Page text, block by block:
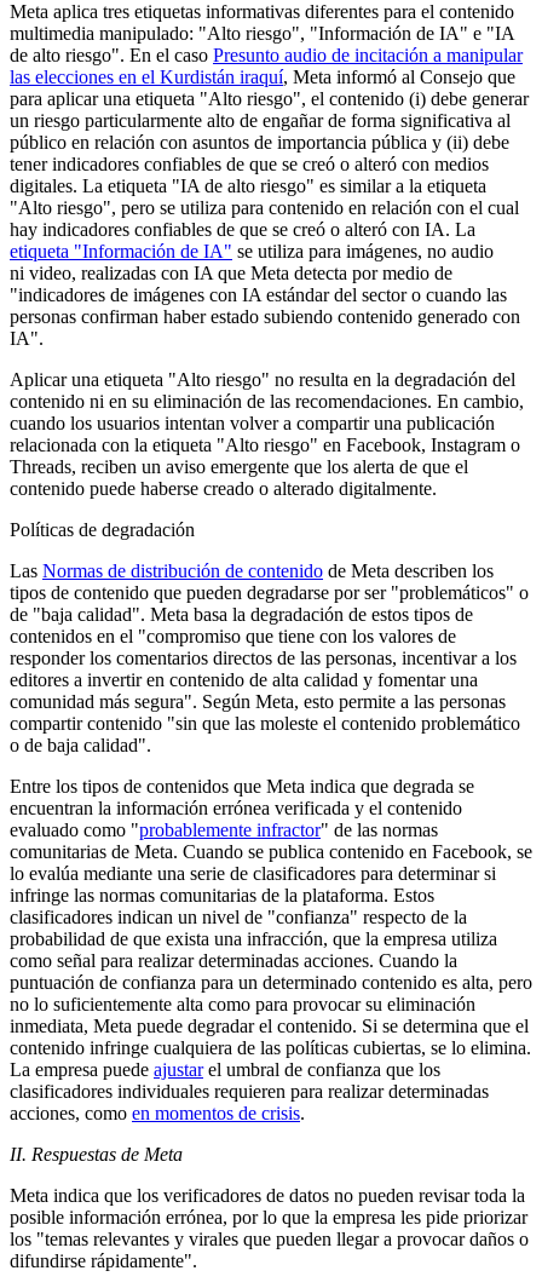
Meta aplica tres etiquetas informativas diferentes para el contenido
multimedia manipulado: "Alto riesgo", "Información de IA" e "IA
de alto riesgo". En el caso Presunto audio de incitación a manipular
las elecciones en el Kurdistán iraquí, Meta informó al Consejo que
para aplicar una etiqueta "Alto riesgo", el contenido (i) debe generar
un riesgo particularmente alto de engañar de forma significativa al
público en relación con asuntos de importancia pública y (ii) debe
tener indicadores confiables de que se creó o alteró con medios
digitales. La etiqueta "IA de alto riesgo" es similar a la etiqueta
"Alto riesgo", pero se utiliza para contenido en relación con el cual
hay indicadores confiables de que se creó o alteró con IA. La
etiqueta "Información de IA" se utiliza para imágenes, no audio
ni video, realizadas con IA que Meta detecta por medio de
"indicadores de imágenes con IA estándar del sector o cuando las
personas confirman haber estado subiendo contenido generado con
IA".
Aplicar una etiqueta "Alto riesgo" no resulta en la degradación del
contenido ni en su eliminación de las recomendaciones. En cambio,
cuando los usuarios intentan volver a compartir una publicación
relacionada con la etiqueta "Alto riesgo" en Facebook, Instagram o
Threads, reciben un aviso emergente que los alerta de que el
contenido puede haberse creado o alterado digitalmente.
Políticas de degradación
Las Normas de distribución de contenido de Meta describen los
tipos de contenido que pueden degradarse por ser "problemáticos" o
de "baja calidad". Meta basa la degradación de estos tipos de
contenidos en el "compromiso que tiene con los valores de
responder los comentarios directos de las personas, incentivar a los
editores a invertir en contenido de alta calidad y fomentar una
comunidad más segura". Según Meta, esto permite a las personas
compartir contenido "sin que las moleste el contenido problemático
o de baja calidad".
Entre los tipos de contenidos que Meta indica que degrada se
encuentran la información errónea verificada y el contenido
evaluado como "probablemente infractor" de las normas
comunitarias de Meta. Cuando se publica contenido en Facebook, se
lo evalúa mediante una serie de clasificadores para determinar si
infringe las normas comunitarias de la plataforma. Estos
clasificadores indican un nivel de "confianza" respecto de la
probabilidad de que exista una infracción, que la empresa utiliza
como señal para realizar determinadas acciones. Cuando la
puntuación de confianza para un determinado contenido es alta, pero
no lo suficientemente alta como para provocar su eliminación
inmediata, Meta puede degradar el contenido. Si se determina que el
contenido infringe cualquiera de las políticas cubiertas, se lo elimina.
La empresa puede ajustarel umbral de confianza que los
clasificadores individuales requieren para realizar determinadas
acciones, como en momentos de crisis.
II. Respuestas de Meta
Meta indica que los verificadores de datos no pueden revisar toda la
posible información errónea, por lo que la empresa les pide priorizar
los "temas relevantes y virales que pueden llegar a provocar daños o
difundirse rápidamente".